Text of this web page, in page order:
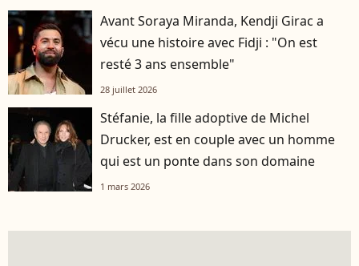
Avant Soraya Miranda, Kendji Girac a
vécu une histoire avec Fidji : "On est
resté 3 ans ensemble"
28 juillet 2026
Stéfanie, la fille adoptive de Michel
Drucker, est en couple avec un homme
qui est un ponte dans son domaine
1 mars 2026